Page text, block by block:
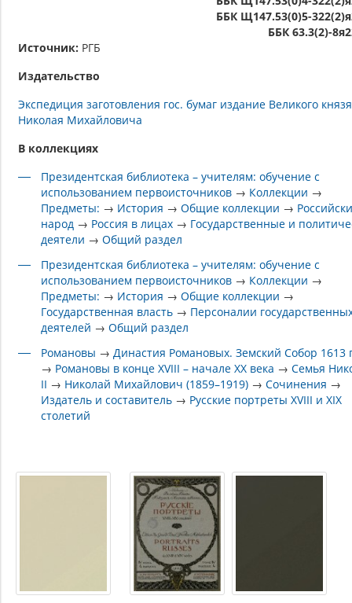
ББК Щ147.53(0)5-
ББК 63.3(2)-
Источник: РГБ
Издательство
Экспедиция заготовления гос. бумаг издание Великого князя
Николая Михайловича
В коллекциях
Президентская библиотека – учителям: обучение с
использованием первоисточников → Коллекции →
Предметы: → История →Общие коллекции →
народ → Россия в лицах → Государственные и
деятели →Общий раздел
Президентская библиотека – учителям: обучение с
использованием первоисточников → Коллекции →
Предметы: → История →Общие коллекции →
Государственная власть → Персоналии
деятелей →Общий раздел
Романовы → Династия Романовых. Земский Собор 1613
→ Романовы в конце XVIII – начале XX века →Семья
II → Николай Михайлович (1859–1919) →Сочинения →
Издатель и составитель → Русские портреты XVIII и XIX
столетий